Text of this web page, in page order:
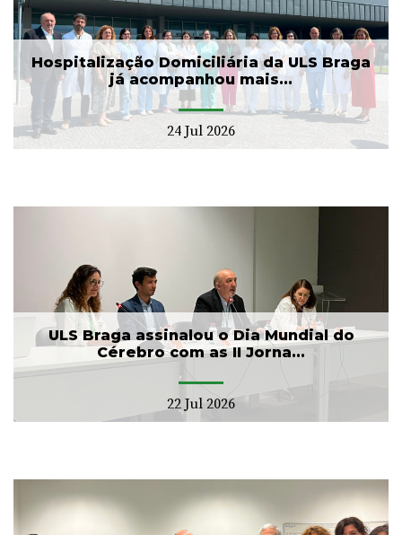
Hospitalização Domiciliária da ULS Braga
já acompanhou mais...
24 Jul 2026
ULS Braga assinalou o Dia Mundial do
Cérebro com as II Jorna...
22 Jul 2026